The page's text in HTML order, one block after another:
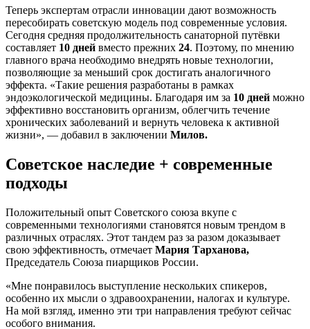
Теперь экспертам отрасли инновации дают возможность
пересобирать советскую модель под современные условия.
Сегодня средняя продолжительность санаторной путёвки
составляет 10 дней вместо прежних 24. Поэтому, по мнению
главного врача необходимо внедрять новые технологии,
позволяющие за меньший срок достигать аналогичного
эффекта. «Такие решения разработаны в рамках
эндоэкологической медицины. Благодаря им за 10 дней можно
эффективно восстановить организм, облегчить течение
хронических заболеваний и вернуть человека к активной
жизни», — добавил в заключении Милов.
Советское наследие + современные
подходы
Положительный опыт Советского союза вкупе с
современными технологиями становятся новым трендом в
различных отраслях. Этот тандем раз за разом доказывает
свою эффективность, отмечает Мария Тарханова,
Председатель Союза пиарщиков России.
«Мне понравилось выступление нескольких спикеров,
особенно их мысли о здравоохранении, налогах и культуре.
На мой взгляд, именно эти три направления требуют сейчас
особого внимания.